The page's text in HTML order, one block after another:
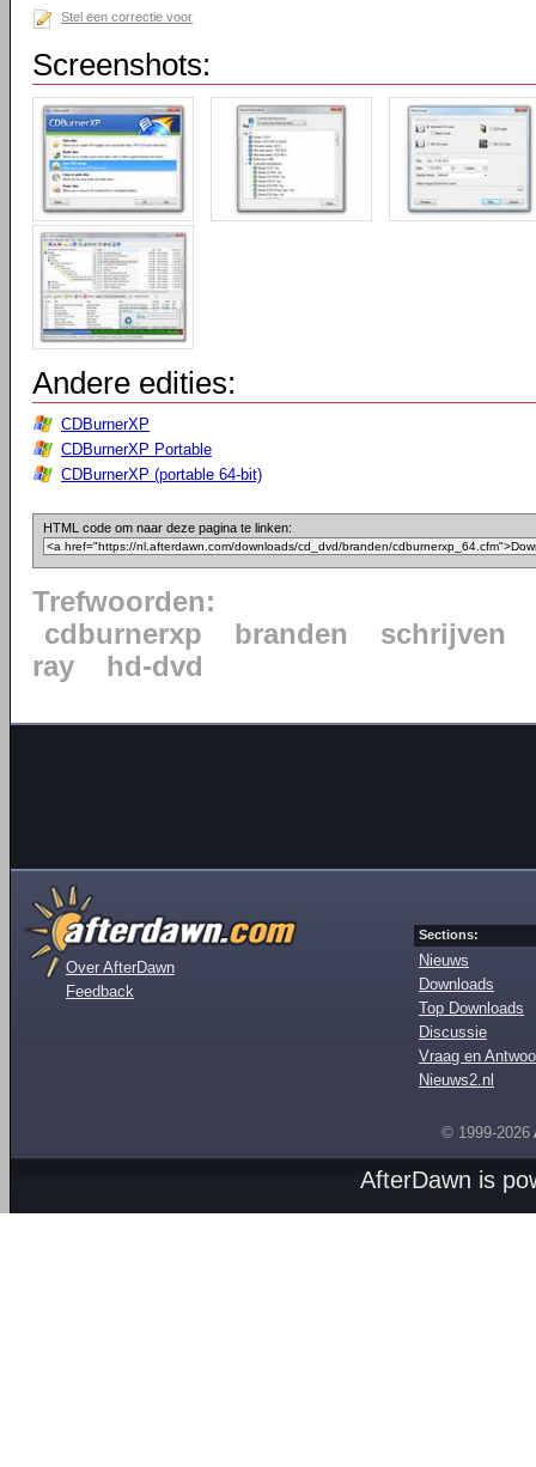
Stel een correctie voor
Screenshots:
Andere edities:
CDBurnerXP
CDBurnerXP Portable
CDBurnerXP (portable 64-bit)
HTML code om naar deze pagina te linken:
Trefwoorden:
cdburnerxp
branden
schrijven
ray
hd-dvd
Over AfterDawn
Feedback
Sections:
Nieuws
Downloads
Top Downloads
Discussie
Vraag en
Nieuws2.nl
© 1999-2026
AfterDawn is